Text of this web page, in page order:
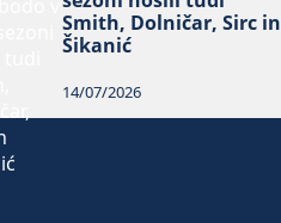
Smith, Dolničar, Sirc in
Šikanić
14/07/2026